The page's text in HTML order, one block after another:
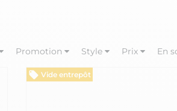
Promotion Style Prix En
Vide entrepôt